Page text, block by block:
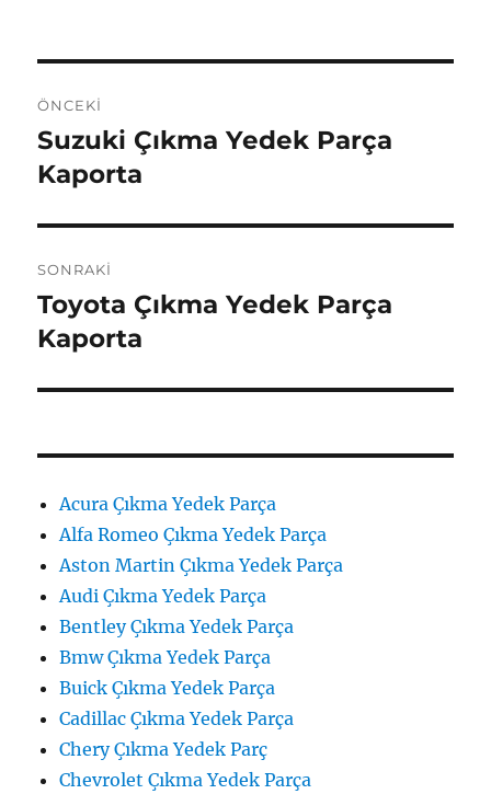
gezinmesi
ÖNCEKI
Önceki
yazı:
Suzuki Çıkma Yedek Parça
Kaporta
SONRAKI
Sonraki
yazı:
Toyota Çıkma Yedek Parça
Kaporta
Acura Çıkma Yedek Parça
Alfa Romeo Çıkma Yedek Parça
Aston Martin Çıkma Yedek Parça
Audi Çıkma Yedek Parça
Bentley Çıkma Yedek Parça
Bmw Çıkma Yedek Parça
Buick Çıkma Yedek Parça
Cadillac Çıkma Yedek Parça
Chery Çıkma Yedek Parç
Chevrolet Çıkma Yedek Parça